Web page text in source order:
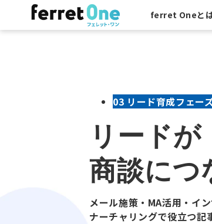
ferret Oneと
03 リード育成フェー
リードが
商談につ
メール施策・MA活用・イ
ナーチャリングで役立つ記